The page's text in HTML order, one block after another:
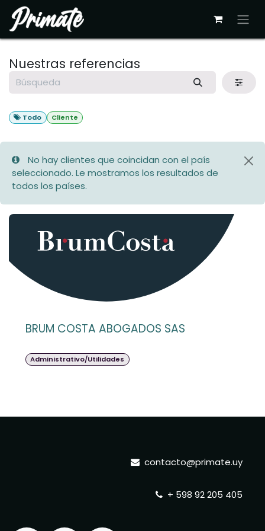
Ir al contenido
Nuestras referencias
Todo Cliente
No hay clientes que coincidan con el país
seleccionado. Le mostramos los resultados de
todos los países.
BRUM COSTA ABOGADOS SAS
Administrativo/Utilidades
contacto@primate.uy
+ 598 92 205 405